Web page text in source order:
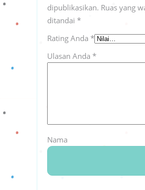
dipublikasikan. Ruas yang
ditandai *
Rating Anda *
Ulasan Anda *
Nama